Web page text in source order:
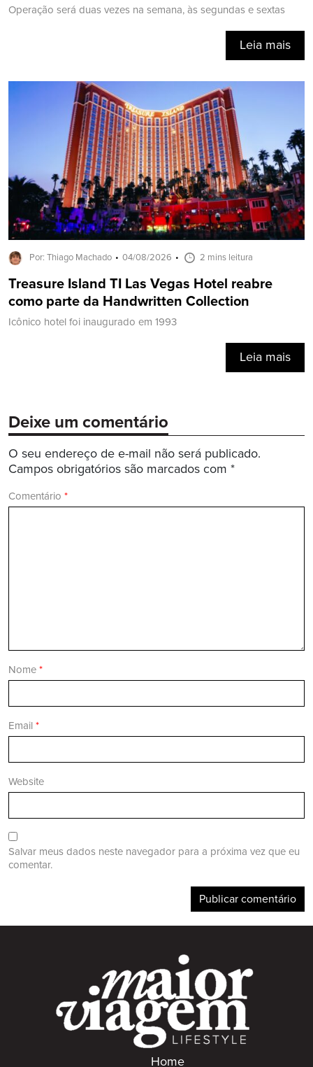
Operação será duas vezes na semana, às segundas e sextas
Leia mais
Por: Thiago Machado 04/08/2026 2 mins leitura
Treasure Island TI Las Vegas Hotel reabre
como parte da Handwritten Collection
Icônico hotel foi inaugurado em 1993
Leia mais
Deixe um comentário
O seu endereço de e-mail não será publicado.
Campos obrigatórios são marcados com *
Comentário *
Nome *
Email *
Website
Salvar meus dados neste navegador para a próxima vez que eu
comentar.
Home